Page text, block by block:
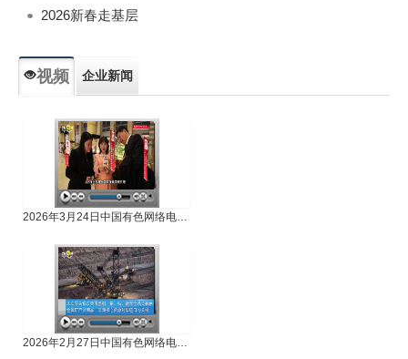
2026新春走基层
视频 企业新闻
2026年3月24日中国有色网络电视新闻
2026年2月27日中国有色网络电视新闻